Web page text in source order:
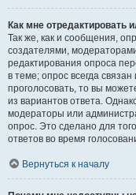
Как мне отредактировать
Так же, как и сообщения,
создателями,
редактирования опроса
в теме; опрос всегда
проголосовать, то вы
из вариантов ответа.
модераторы или
опрос. Это сделано для
ответов во время
Вернуться к началу